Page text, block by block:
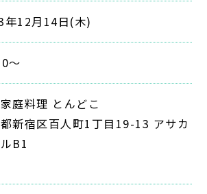
年12月14日(木)
～
庭料理 とんどこ
新宿区百人町1丁目19-13 アサカ
B1